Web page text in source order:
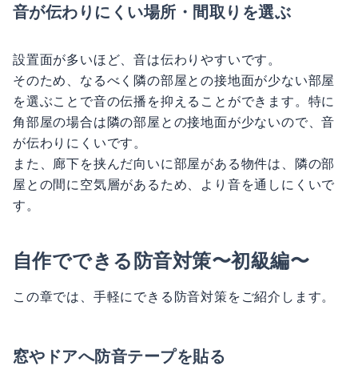
音が伝わりにくい場所・間取りを選ぶ
設置面が多いほど、音は伝わりやすいです。
そのため、なるべく隣の部屋との接地面が少ない部屋
を選ぶことで音の伝播を抑えることができます。特に
角部屋の場合は隣の部屋との接地面が少ないので、音
が伝わりにくいです。
また、廊下を挟んだ向いに部屋がある物件は、隣の部
屋との間に空気層があるため、より音を通しにくいで
す。
自作でできる防音対策〜初級編〜
この章では、手軽にできる防音対策をご紹介します。
窓やドアへ防音テープを貼る